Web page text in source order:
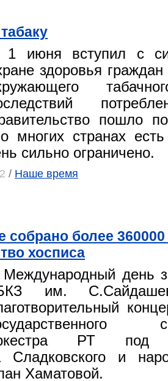
июня вступил с
здоровья граждан
пошло
многих странах
сильно ограничено.
/ Наше время
собрано более
хосписа
день
им.
РТ под
Сладковского и
Хаматовой.